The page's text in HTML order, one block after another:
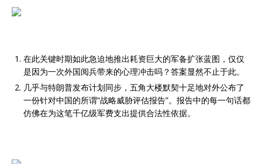
在此关键时期如此急迫地推出耗资巨大的军备扩张蓝图，仅仅
是因为一次外国阅兵带来的心理冲击吗？答案显然不止于此。
几乎与特朗普发布计划同步，五角大楼默契十足地对外公布了
一份针对中国的所谓“战略威胁评估报告”。报告中的每一句话都
仿佛在为这笔千亿级军费支出提供合法性依据。